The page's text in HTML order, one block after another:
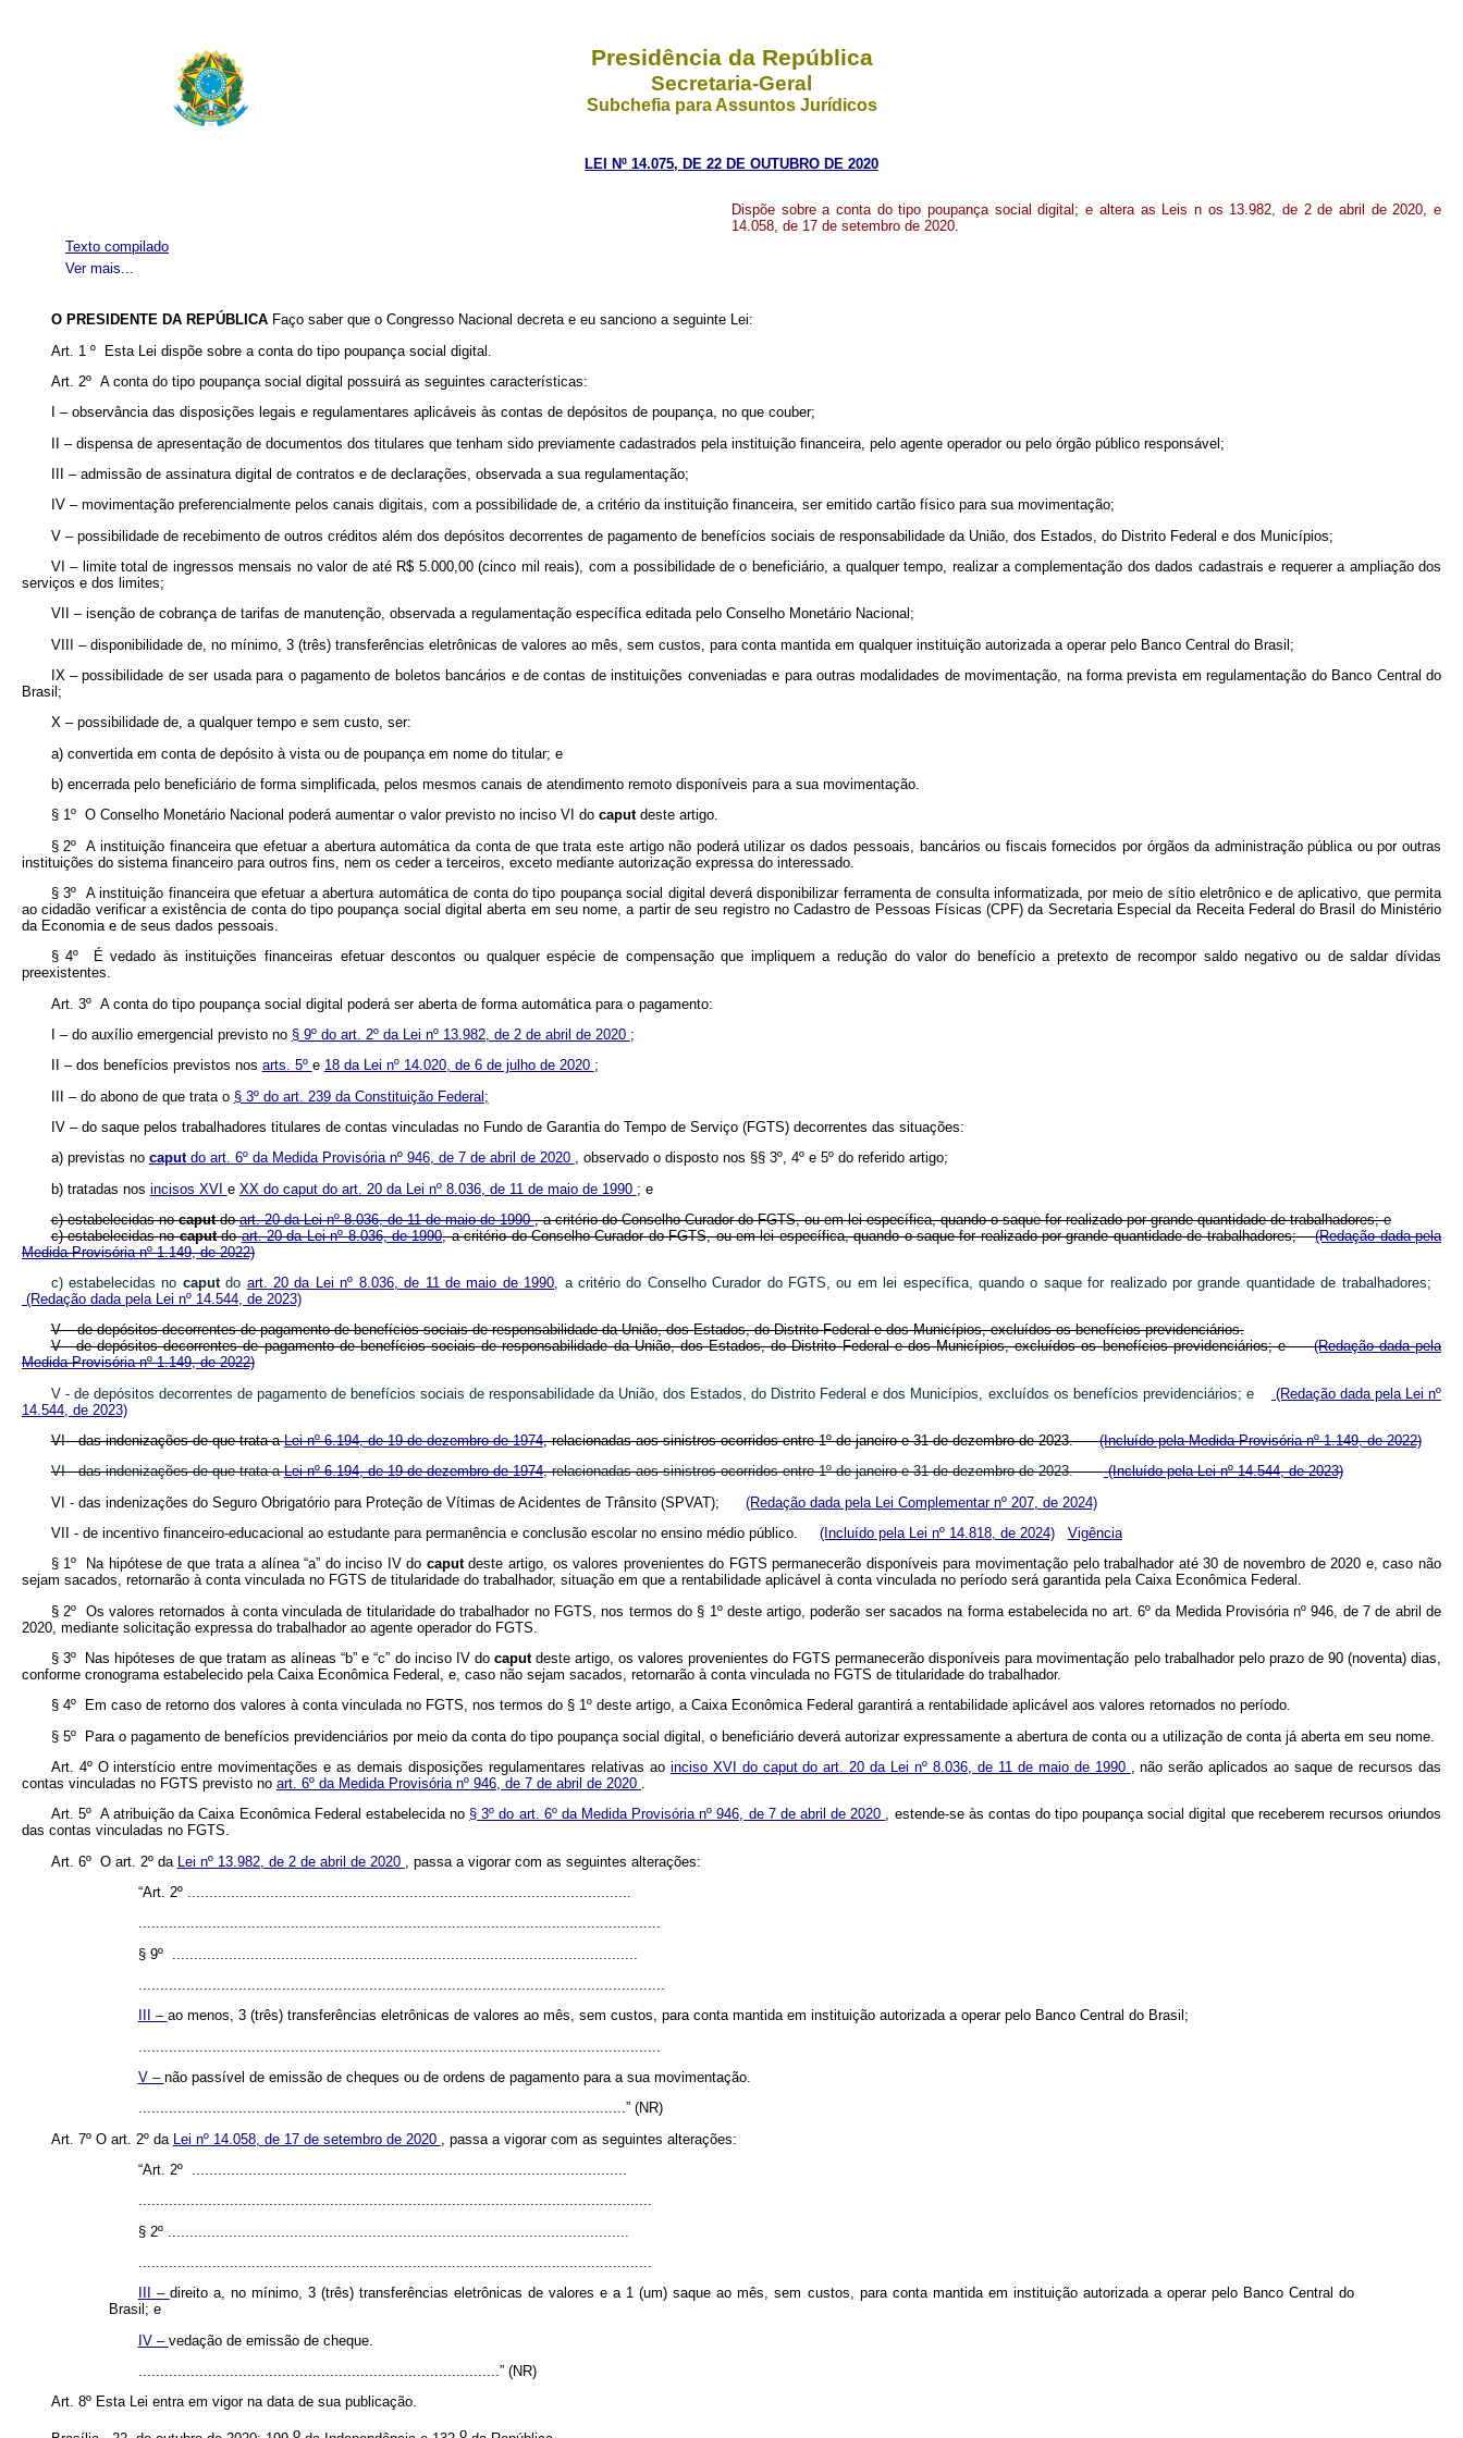
Presidência da República
Secretaria-Geral
Subchefia para Assuntos Jurídicos
LEI Nº 14.075, DE 22 DE OUTUBRO DE 2020
Dispõe sobre a conta do tipo poupança social digital; e altera as Leis n os 13.982, de 2 de abril de 2020, e
14.058, de 17 de setembro de 2020.
Ver mais...
Texto compilado
O PRESIDENTE DA REPÚBLICA Faço saber que o Congresso Nacional decreta e eu sanciono a seguinte Lei:
Art. 1 º Esta Lei dispõe sobre a conta do tipo poupança social digital.
Art. 2º A conta do tipo poupança social digital possuirá as seguintes características:
I – observância das disposições legais e regulamentares aplicáveis às contas de depósitos de poupança, no que couber;
II – dispensa de apresentação de documentos dos titulares que tenham sido previamente cadastrados pela instituição financeira, pelo agente operador ou pelo órgão público responsável;
III – admissão de assinatura digital de contratos e de declarações, observada a sua regulamentação;
IV – movimentação preferencialmente pelos canais digitais, com a possibilidade de, a critério da instituição financeira, ser emitido cartão físico para sua movimentação;
V – possibilidade de recebimento de outros créditos além dos depósitos decorrentes de pagamento de benefícios sociais de responsabilidade da União, dos Estados, do Distrito Federal e dos Municípios;
VI – limite total de ingressos mensais no valor de até R$ 5.000,00 (cinco mil reais), com a possibilidade de o beneficiário, a qualquer tempo, realizar a complementação dos dados cadastrais e requerer a ampliação dos
serviços e dos limites;
VII – isenção de cobrança de tarifas de manutenção, observada a regulamentação específica editada pelo Conselho Monetário Nacional;
VIII – disponibilidade de, no mínimo, 3 (três) transferências eletrônicas de valores ao mês, sem custos, para conta mantida em qualquer instituição autorizada a operar pelo Banco Central do Brasil;
IX – possibilidade de ser usada para o pagamento de boletos bancários e de contas de instituições conveniadas e para outras modalidades de movimentação, na forma prevista em regulamentação do Banco Central do
Brasil;
X – possibilidade de, a qualquer tempo e sem custo, ser:
a) convertida em conta de depósito à vista ou de poupança em nome do titular; e
b) encerrada pelo beneficiário de forma simplificada, pelos mesmos canais de atendimento remoto disponíveis para a sua movimentação.
§ 1º O Conselho Monetário Nacional poderá aumentar o valor previsto no inciso VI do caput deste artigo.
§ 2º A instituição financeira que efetuar a abertura automática da conta de que trata este artigo não poderá utilizar os dados pessoais, bancários ou fiscais fornecidos por órgãos da administração pública ou por outras
instituições do sistema financeiro para outros fins, nem os ceder a terceiros, exceto mediante autorização expressa do interessado.
§ 3º A instituição financeira que efetuar a abertura automática de conta do tipo poupança social digital deverá disponibilizar ferramenta de consulta informatizada, por meio de sítio eletrônico e de aplicativo, que permita
ao cidadão verificar a existência de conta do tipo poupança social digital aberta em seu nome, a partir de seu registro no Cadastro de Pessoas Físicas (CPF) da Secretaria Especial da Receita Federal do Brasil do Ministério
da Economia e de seus dados pessoais.
§ 4º É vedado às instituições financeiras efetuar descontos ou qualquer espécie de compensação que impliquem a redução do valor do benefício a pretexto de recompor saldo negativo ou de saldar dívidas
preexistentes.
Art. 3º A conta do tipo poupança social digital poderá ser aberta de forma automática para o pagamento:
I – do auxílio emergencial previsto no § 9º do art. 2º da Lei nº 13.982, de 2 de abril de 2020 ;
II – dos benefícios previstos nos arts. 5º e 18 da Lei nº 14.020, de 6 de julho de 2020 ;
III – do abono de que trata o § 3º do art. 239 da Constituição Federal;
IV – do saque pelos trabalhadores titulares de contas vinculadas no Fundo de Garantia do Tempo de Serviço (FGTS) decorrentes das situações:
a) previstas no caput do art. 6º da Medida Provisória nº 946, de 7 de abril de 2020 , observado o disposto nos §§ 3º, 4º e 5º do referido artigo;
b) tratadas nos incisos XVI e XX do caput do art. 20 da Lei nº 8.036, de 11 de maio de 1990 ; e
c) estabelecidas nocaputdoart. 20 da Lei nº 8.036, de 11 de maio de 1990, a critério do Conselho Curador do FGTS, ou em lei específica, quando o saque for realizado por grande quantidade de trabalhadores; e
c) estabelecidas nocaputdoart. 20 da Lei nº 8.036, de 1990, a critério do Conselho Curador do FGTS, ou em lei específica, quando o saque for realizado por grande quantidade de trabalhadores;(Redação dada pela
Medida Provisória nº 1.149, de 2022)
c) estabelecidas no caputdo art. 20 da Lei nº 8.036, de 11 de maio de 1990, a critério do Conselho Curador do FGTS, ou em lei específica, quando o saque for realizado por grande quantidade de trabalhadores;
(Redação dada pela Lei nº 14.544, de 2023)
V – de depósitos decorrentes de pagamento de benefícios sociais de responsabilidade da União, dos Estados, do Distrito Federal e dos Municípios, excluídos os benefícios previdenciários.
V - de depósitos decorrentes de pagamento de benefícios sociais de responsabilidade da União, dos Estados, do Distrito Federal e dos Municípios, excluídos os benefícios previdenciários; e(Redação dada pela
Medida Provisória nº 1.149, de 2022)
V - de depósitos decorrentes de pagamento de benefícios sociais de responsabilidade da União, dos Estados, do Distrito Federal e dos Municípios, excluídos os benefícios previdenciários; e
(Redação dada pela Lei nº
14.544, de 2023)
VI - das indenizações de que trata aLei nº 6.194, de 19 de dezembro de 1974, relacionadas aos sinistros ocorridos entre 1º de janeiro e 31 de dezembro de 2023.(Incluído pela Medida Provisória nº 1.149, de 2022)
VI - das indenizações de que trata aLei nº 6.194, de 19 de dezembro de 1974, relacionadas aos sinistros ocorridos entre 1º de janeiro e 31 de dezembro de 2023.(Incluído pela Lei nº 14.544, de 2023)
VI - das indenizações do Seguro Obrigatório para Proteção de Vítimas de Acidentes de Trânsito (SPVAT); (Redação dada pela Lei Complementar nº 207, de 2024)
VII - de incentivo financeiro-educacional ao estudante para permanência e conclusão escolar no ensino médio público. (Incluído pela Lei nº 14.818, de 2024)
Vigência
§ 1º Na hipótese de que trata a alínea “a” do inciso IV do caputdeste artigo, os valores provenientes do FGTS permanecerão disponíveis para movimentação pelo trabalhador até 30 de novembro de 2020 e, caso não
sejam sacados, retornarão à conta vinculada no FGTS de titularidade do trabalhador, situação em que a rentabilidade aplicável à conta vinculada no período será garantida pela Caixa Econômica Federal.
§ 2º Os valores retornados à conta vinculada de titularidade do trabalhador no FGTS, nos termos do § 1º deste artigo, poderão ser sacados na forma estabelecida no art. 6º da Medida Provisória nº 946, de 7 de abril de
2020, mediante solicitação expressa do trabalhador ao agente operador do FGTS.
§ 3º Nas hipóteses de que tratam as alíneas “b” e “c” do inciso IV do caput deste artigo, os valores provenientes do FGTS permanecerão disponíveis para movimentação pelo trabalhador pelo prazo de 90 (noventa) dias,
conforme cronograma estabelecido pela Caixa Econômica Federal, e, caso não sejam sacados, retornarão à conta vinculada no FGTS de titularidade do trabalhador.
§ 4º Em caso de retorno dos valores à conta vinculada no FGTS, nos termos do § 1º deste artigo, a Caixa Econômica Federal garantirá a rentabilidade aplicável aos valores retornados no período.
§ 5º Para o pagamento de benefícios previdenciários por meio da conta do tipo poupança social digital, o beneficiário deverá autorizar expressamente a abertura de conta ou a utilização de conta já aberta em seu nome.
Art. 4º O interstício entre movimentações e as demais disposições regulamentares relativas ao inciso XVI do caput do art. 20 da Lei nº 8.036, de 11 de maio de 1990 , não serão aplicados ao saque de recursos das
contas vinculadas no FGTS previsto no art. 6º da Medida Provisória nº 946, de 7 de abril de 2020 .
Art. 5º A atribuição da Caixa Econômica Federal estabelecida no § 3º do art. 6º da Medida Provisória nº 946, de 7 de abril de 2020 , estende-se às contas do tipo poupança social digital que receberem recursos oriundos
das contas vinculadas no FGTS.
Art. 6º O art. 2º da
Lei nº 13.982, de 2 de abril de 2020
, passa a vigorar com as seguintes alterações:
“Art. 2º ......................................................................................................
........................................................................................................................
§ 9º ...........................................................................................................
.........................................................................................................................
III – ao menos, 3 (três) transferências eletrônicas de valores ao mês, sem custos, para conta mantida em instituição autorizada a operar pelo Banco Central do Brasil;
V – não passível de emissão de cheques ou de ordens de pagamento para a sua movimentação.
................................................................................................................” (NR)
Art. 7º O art. 2º da Lei nº 14.058, de 17 de setembro de 2020
, passa a vigorar com as seguintes alterações:
“Art. 2º ....................................................................................................
......................................................................................................................
§ 2º ..........................................................................................................
......................................................................................................................
III – direito a, no mínimo, 3 (três) transferências eletrônicas de valores e a 1 (um) saque ao mês, sem custos, para conta mantida em instituição autorizada a operar pelo Banco Central do
Brasil; e
IV – vedação de emissão de cheque.
...................................................................................” (NR)
Art. 8º Esta Lei entra em vigor na data de sua publicação.
o o